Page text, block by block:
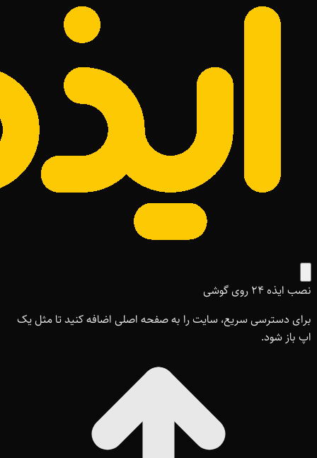
نصب ایذه ۲۴ روی گوشی
برای دسترسی سریع، سایت را به صفحه اصلی اضافه کنید تا مثل یک
اپ باز شود.